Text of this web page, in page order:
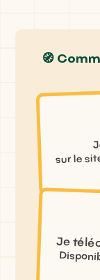
🧭
sur le
Je